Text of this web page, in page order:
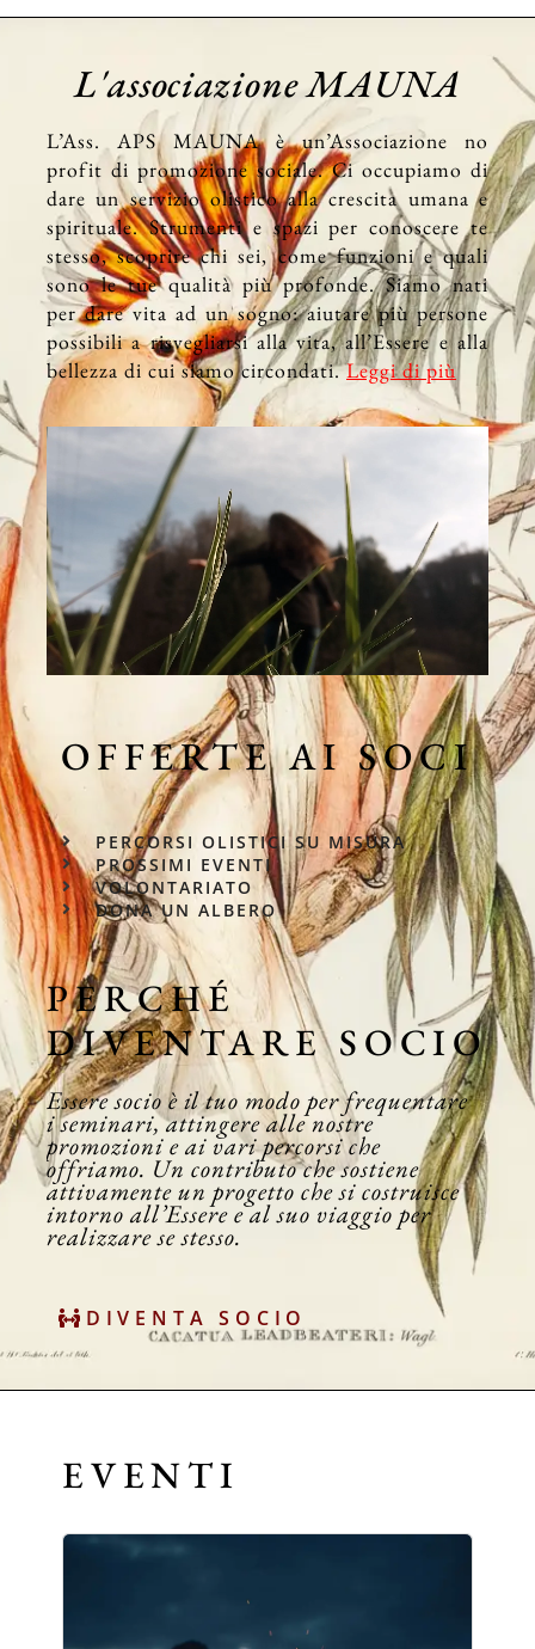
L'associazione MAUNA
L’Ass. APS MAUNA è un’Associazione no
profit di promozione sociale. Ci occupiamo di
dare un servizio olistico alla crescita umana e
spirituale. Strumenti e spazi per conoscere te
stesso, scoprire chi sei, come funzioni e quali
sono le tue qualità più profonde. Siamo nati
per dare vita ad un sogno: aiutare più persone
possibili a risvegliarsi alla vita, all’Essere e alla
bellezza di cui siamo circondati.Leggi di più
OFFERTE AI SOCI
PERCORSI OLISTICI SU MISURA
PROSSIMI EVENTI
VOLONTARIATO
DONA UN ALBERO
PERCHÉ
DIVENTARE SOCIO
Essere socio è il tuo modo per frequentare
i seminari, attingere alle nostre
promozioni e ai vari percorsi che
offriamo. Un contributo che sostiene
attivamente un progetto che si costruisce
intorno all’Essere e al suo viaggio per
realizzare se stesso.
DIVENTA SOCIO
EVENTI